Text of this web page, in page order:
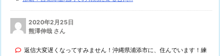
2020年2月25日
熊澤伸哉 さん
返信大変遅くなってすみません！沖縄県浦添市に、住んでいます！練